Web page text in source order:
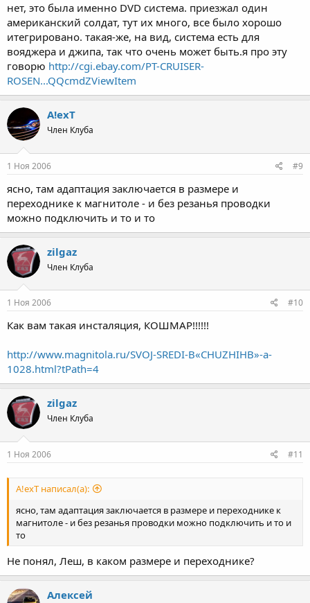
нет, это была именно DVD система. приезжал один
американский солдат, тут их много, все было хорошо
итегрировано. такая-же, на вид, система есть для
вояджера и джипа, так что очень может быть.я про эту
говорю http://cgi.ebay.com/PT-CRUISER-
ROSEN...QQcmdZViewItem
A!exT
Член Клуба
1 Ноя 2006 #9
ясно, там адаптация заключается в размере и
переходнике к магнитоле - и без резанья проводки
можно подключить и то и то
zilgaz
Член Клуба
1 Ноя 2006 #10
Как вам такая инсталяция, КОШМАР!!!!!!
http://www.magnitola.ru/SVOJ-SREDI-В«CHUZHIHВ»-a-
1028.html?tPath=4
zilgaz
Член Клуба
1 Ноя 2006 #11
A!exT написал(а):
ясно, там адаптация заключается в размере и переходнике к
магнитоле - и без резанья проводки можно подключить и то и
то
Не понял, Леш, в каком размере и переходнике?
Алексей